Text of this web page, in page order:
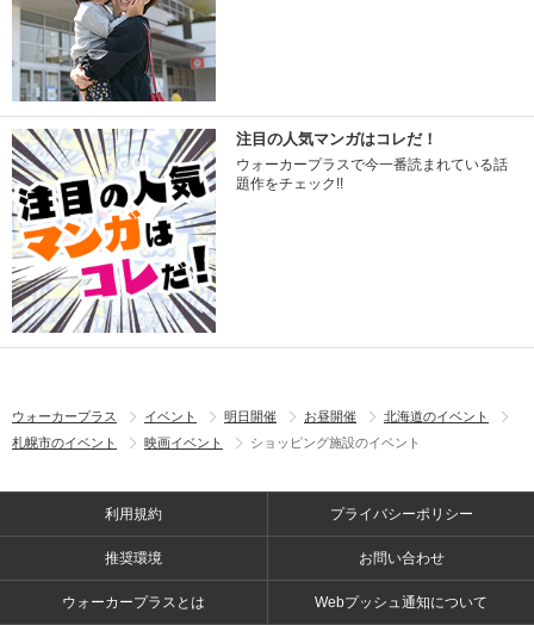
注目の人気マンガはコレだ！
ウォーカープラスで今一番読まれている話
題作をチェック!!
ウォーカープラス イベント 明日開催 お昼開催
北海道のイベント
札幌市のイベント
映画イベント ショッピング施設のイベント
利用規約 プライバシーポリシー
推奨環境 お問い合わせ
ウォーカープラスとは Webプッシュ通知について